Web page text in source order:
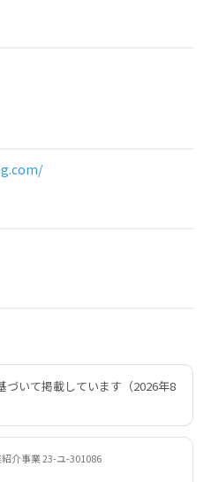
いて掲載しています（2026年8
介事業 23-ユ-301086